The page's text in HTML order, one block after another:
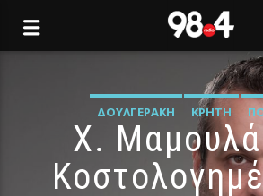
ΔΟΥΛΓΕΡΆΚΗ ΚΡΉΤΗ
Χ.